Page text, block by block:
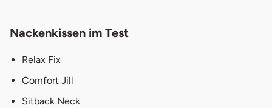
Nackenkissen im Test
Relax Fix
Comfort Jill
Sitback Neck